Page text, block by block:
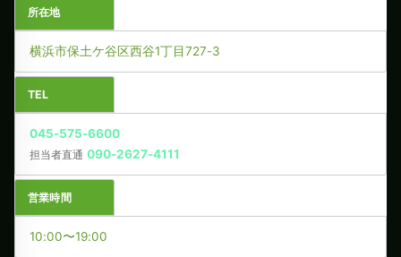
所在地
横浜市保土ケ谷区西谷1丁目727-3
TEL
045-575-6600
担当者直通 090-2627-4111
営業時間
10:00〜19:00